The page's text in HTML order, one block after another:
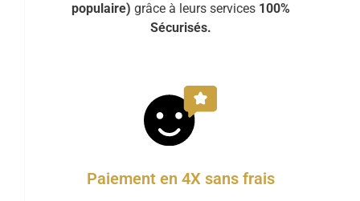
populaire) grâce à leurs services 100%
Sécurisés.
Paiement en 4X sans frais